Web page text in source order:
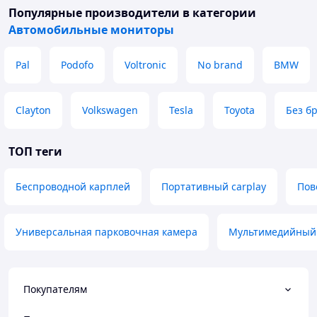
Популярные производители в категории
Автомобильные мониторы
Pal Podofo Voltronic No brand BMW
Clayton Volkswagen Tesla Toyota Без
ТОП теги
Беспроводной карплей Портативный carplay
Универсальная парковочная камера
Покупателям